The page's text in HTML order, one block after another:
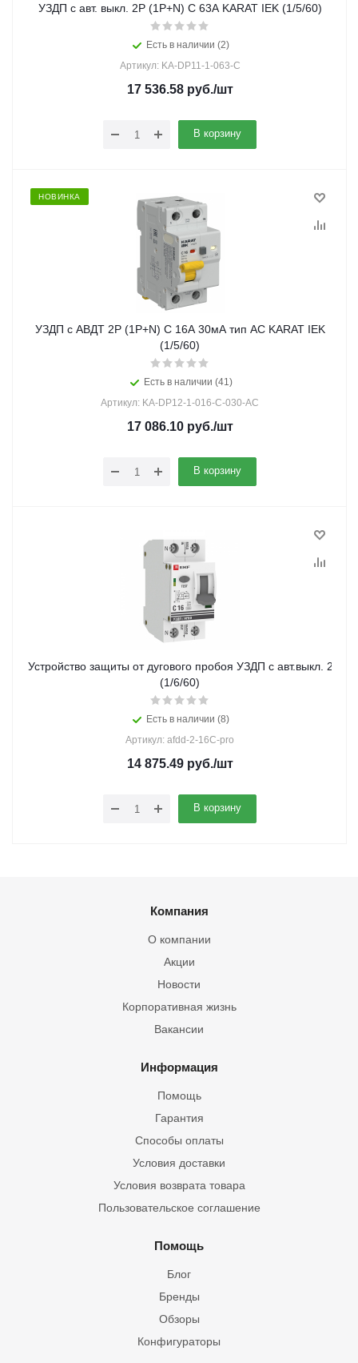
УЗДП c авт. выкл. 2Р (1Р+N) C 63A KARAT IEK (1/5/60)
Есть в наличии (2)
Артикул: KA-DP11-1-063-C
17 536.58руб./шт
В корзину
НОВИНКА
УЗДП с АВДТ 2Р (1Р+N) C 16А 30мА тип AC KARAT IEK
(1/5/60)
Есть в наличии (41)
Артикул: KA-DP12-1-016-C-030-AC
17 086.10руб./шт
В корзину
Устройство защиты от дугового пробоя УЗДП с авт.выкл. 2P
(1/6/60)
Есть в наличии (8)
Артикул: afdd-2-16C-pro
14 875.49руб./шт
В корзину
Компания
О компании
Акции
Новости
Корпоративная жизнь
Вакансии
Информация
Помощь
Гарантия
Способы оплаты
Условия доставки
Условия возврата товара
Пользовательское соглашение
Помощь
Блог
Бренды
Обзоры
Конфигураторы